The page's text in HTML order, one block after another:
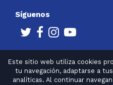
Este sitio web utiliza cookies
tu navegación, adaptarse a
analíticas. Al continuar
Síguenos